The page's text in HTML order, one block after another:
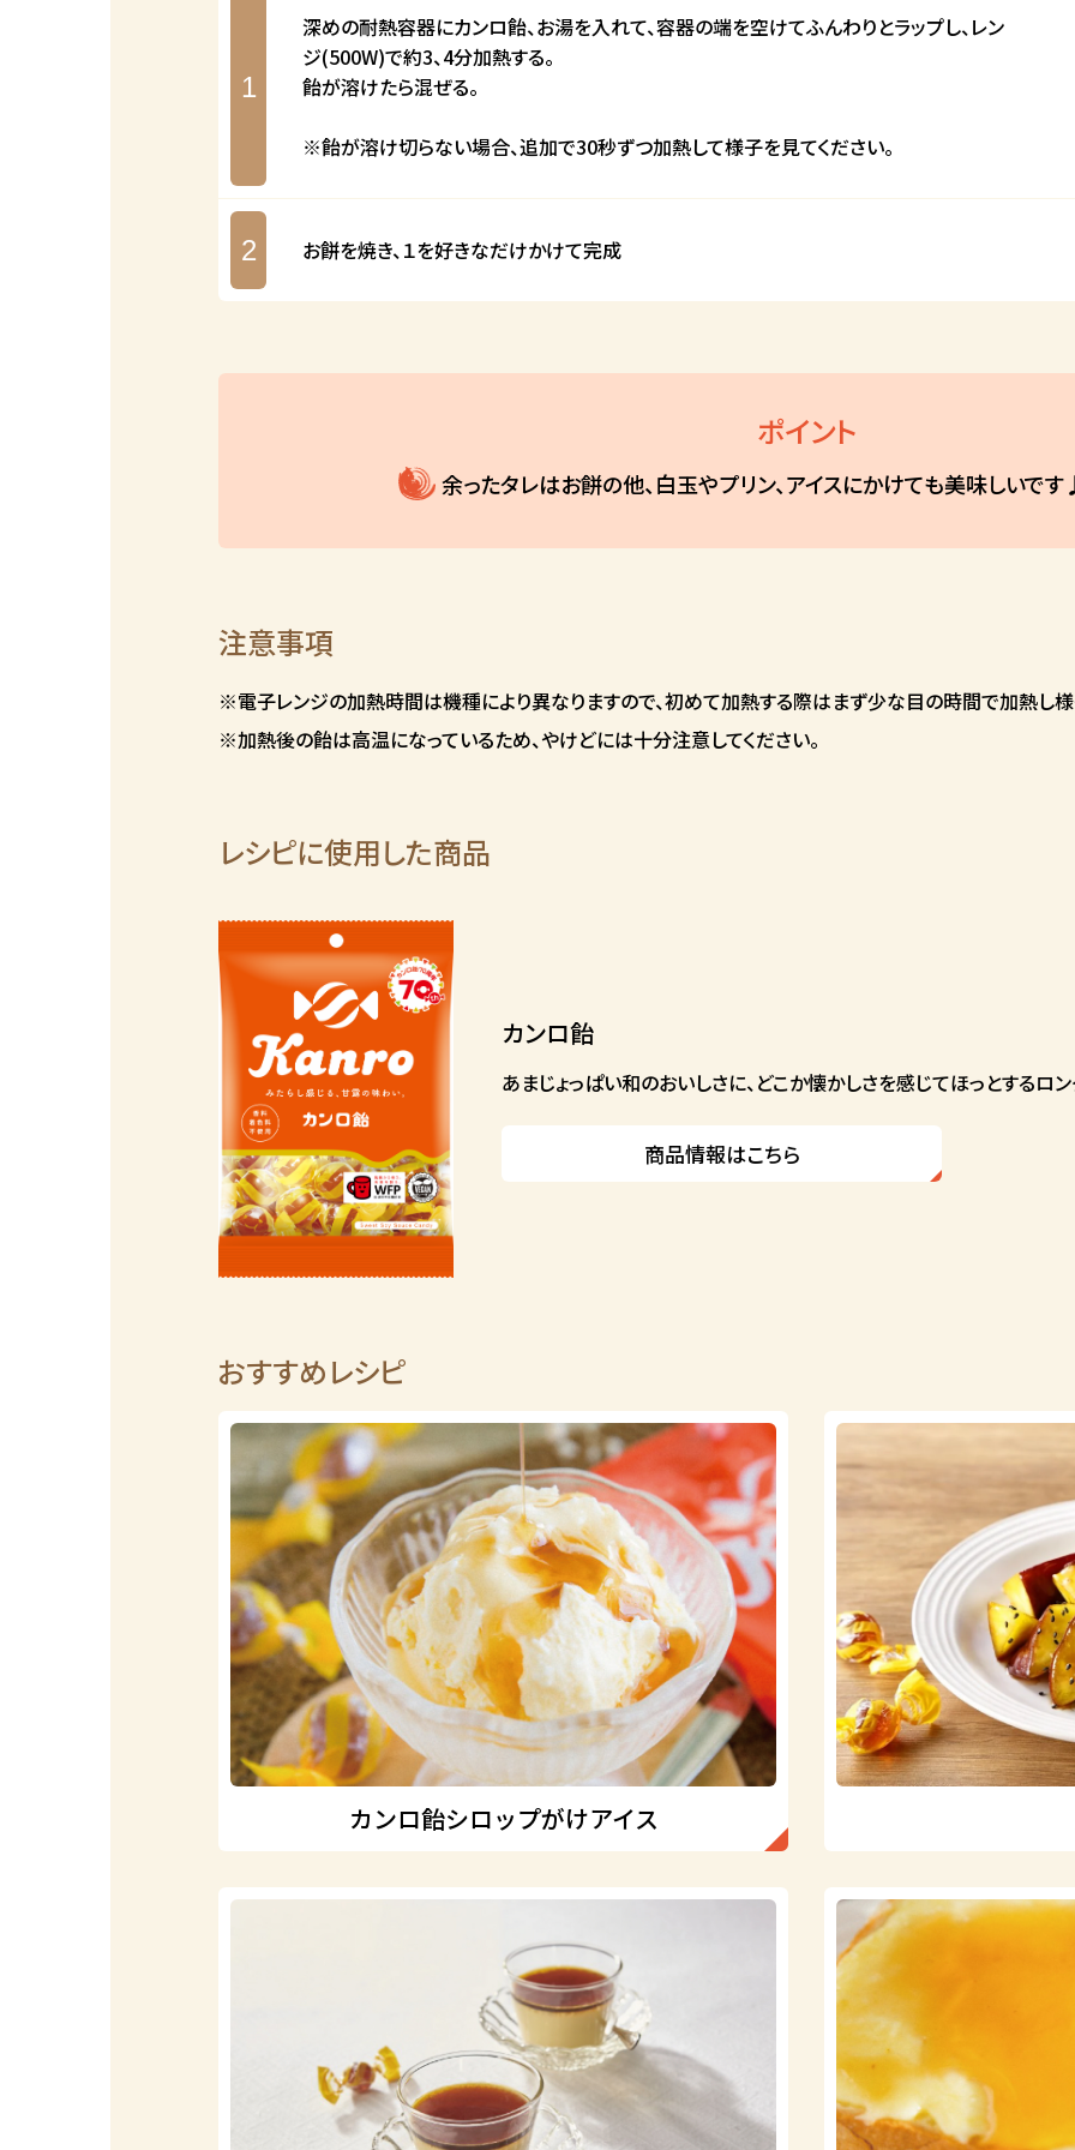
1
深めの耐熱容器にカンロ飴、お湯を入れて、容器の端を空けてふんわりとラップし、レン
ジ(500W)で約3、4分加熱する。
飴が溶けたら混ぜる。
※飴が溶け切らない場合、追加で30秒ずつ加熱して様子を見てください。
2 お餅を焼き、１を好きなだけかけて完成
ポイント
余ったタレはお餅の他、白玉やプリン、アイスにかけても美味しいで
注意事項
※電子レンジの加熱時間は機種により異なりますので、初めて加熱する際はまず少な目の時間で加熱し様
※加熱後の飴は高温になっているため、やけどには十分注意してください。
レシピに使用した商品
カンロ飴
あまじょっぱい和のおいしさに、どこか懐かしさを感じてほっとするロン
商品情報はこちら
おすすめレシピ
カンロ飴シロップがけアイス